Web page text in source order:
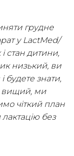
грудне
у LactMed/
стан дитини,
низький, ви
будете знати,
вищий, ми
чіткий план
без